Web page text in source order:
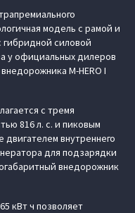
модель с рамой и
силовой
у официальных дилеров
M‑HERO I
с тремя
816 л. с. и пиковым
внутреннего
для подзарядки
внедорожник
кВт ч позволяет